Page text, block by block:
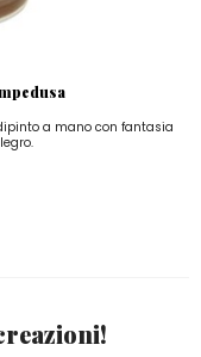
a mano con fantasia